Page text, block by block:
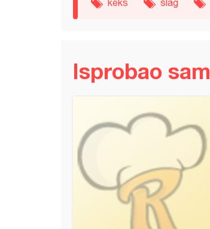
keks šlag
Isprobao sam